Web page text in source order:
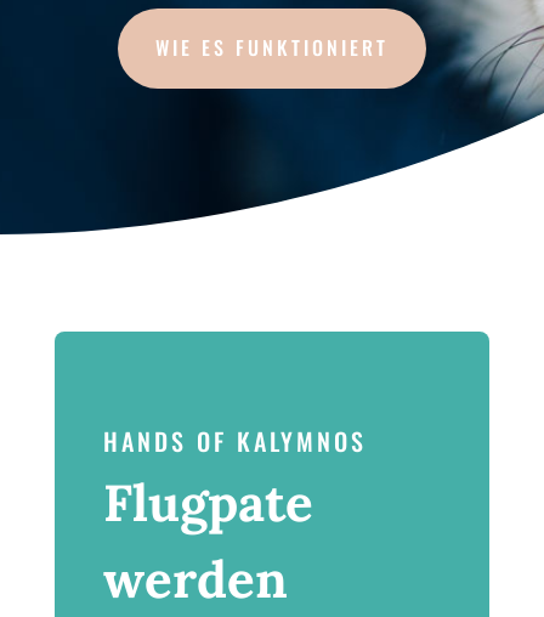
WIE ES FUNKTIONIERT
HANDS OF KALYMNOS
Flugpate
werden